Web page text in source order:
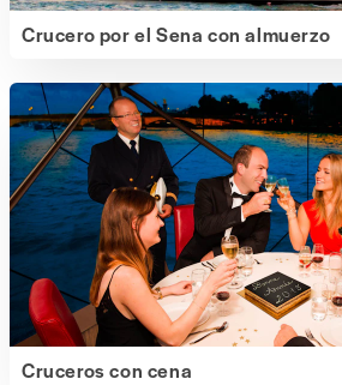
Crucero por el Sena con almuerzo
Cruceros con cena